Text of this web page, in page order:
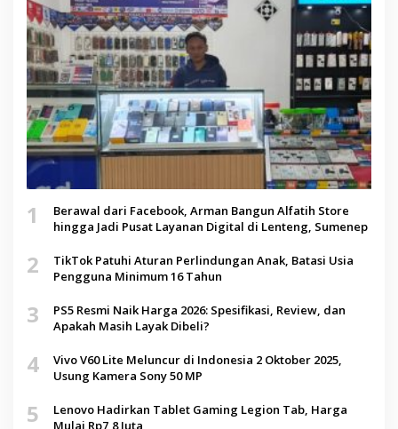
1
Berawal dari Facebook, Arman Bangun Alfatih Store
hingga Jadi Pusat Layanan Digital di Lenteng, Sumenep
2
TikTok Patuhi Aturan Perlindungan Anak, Batasi Usia
Pengguna Minimum 16 Tahun
3
PS5 Resmi Naik Harga 2026: Spesifikasi, Review, dan
Apakah Masih Layak Dibeli?
4
Vivo V60 Lite Meluncur di Indonesia 2 Oktober 2025,
Usung Kamera Sony 50 MP
5
Lenovo Hadirkan Tablet Gaming Legion Tab, Harga
Mulai Rp7,8 Juta